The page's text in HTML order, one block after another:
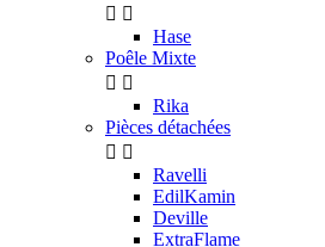
 
Hase
Poêle Mixte
 
Rika
Pièces détachées
 
Ravelli
EdilKamin
Deville
ExtraFlame